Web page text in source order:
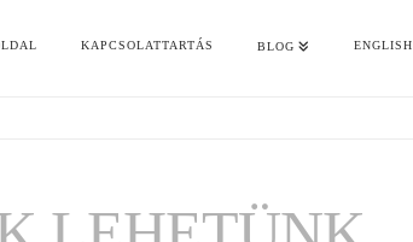
KAPCSOLATTARTÁS BLOG ENGLISH